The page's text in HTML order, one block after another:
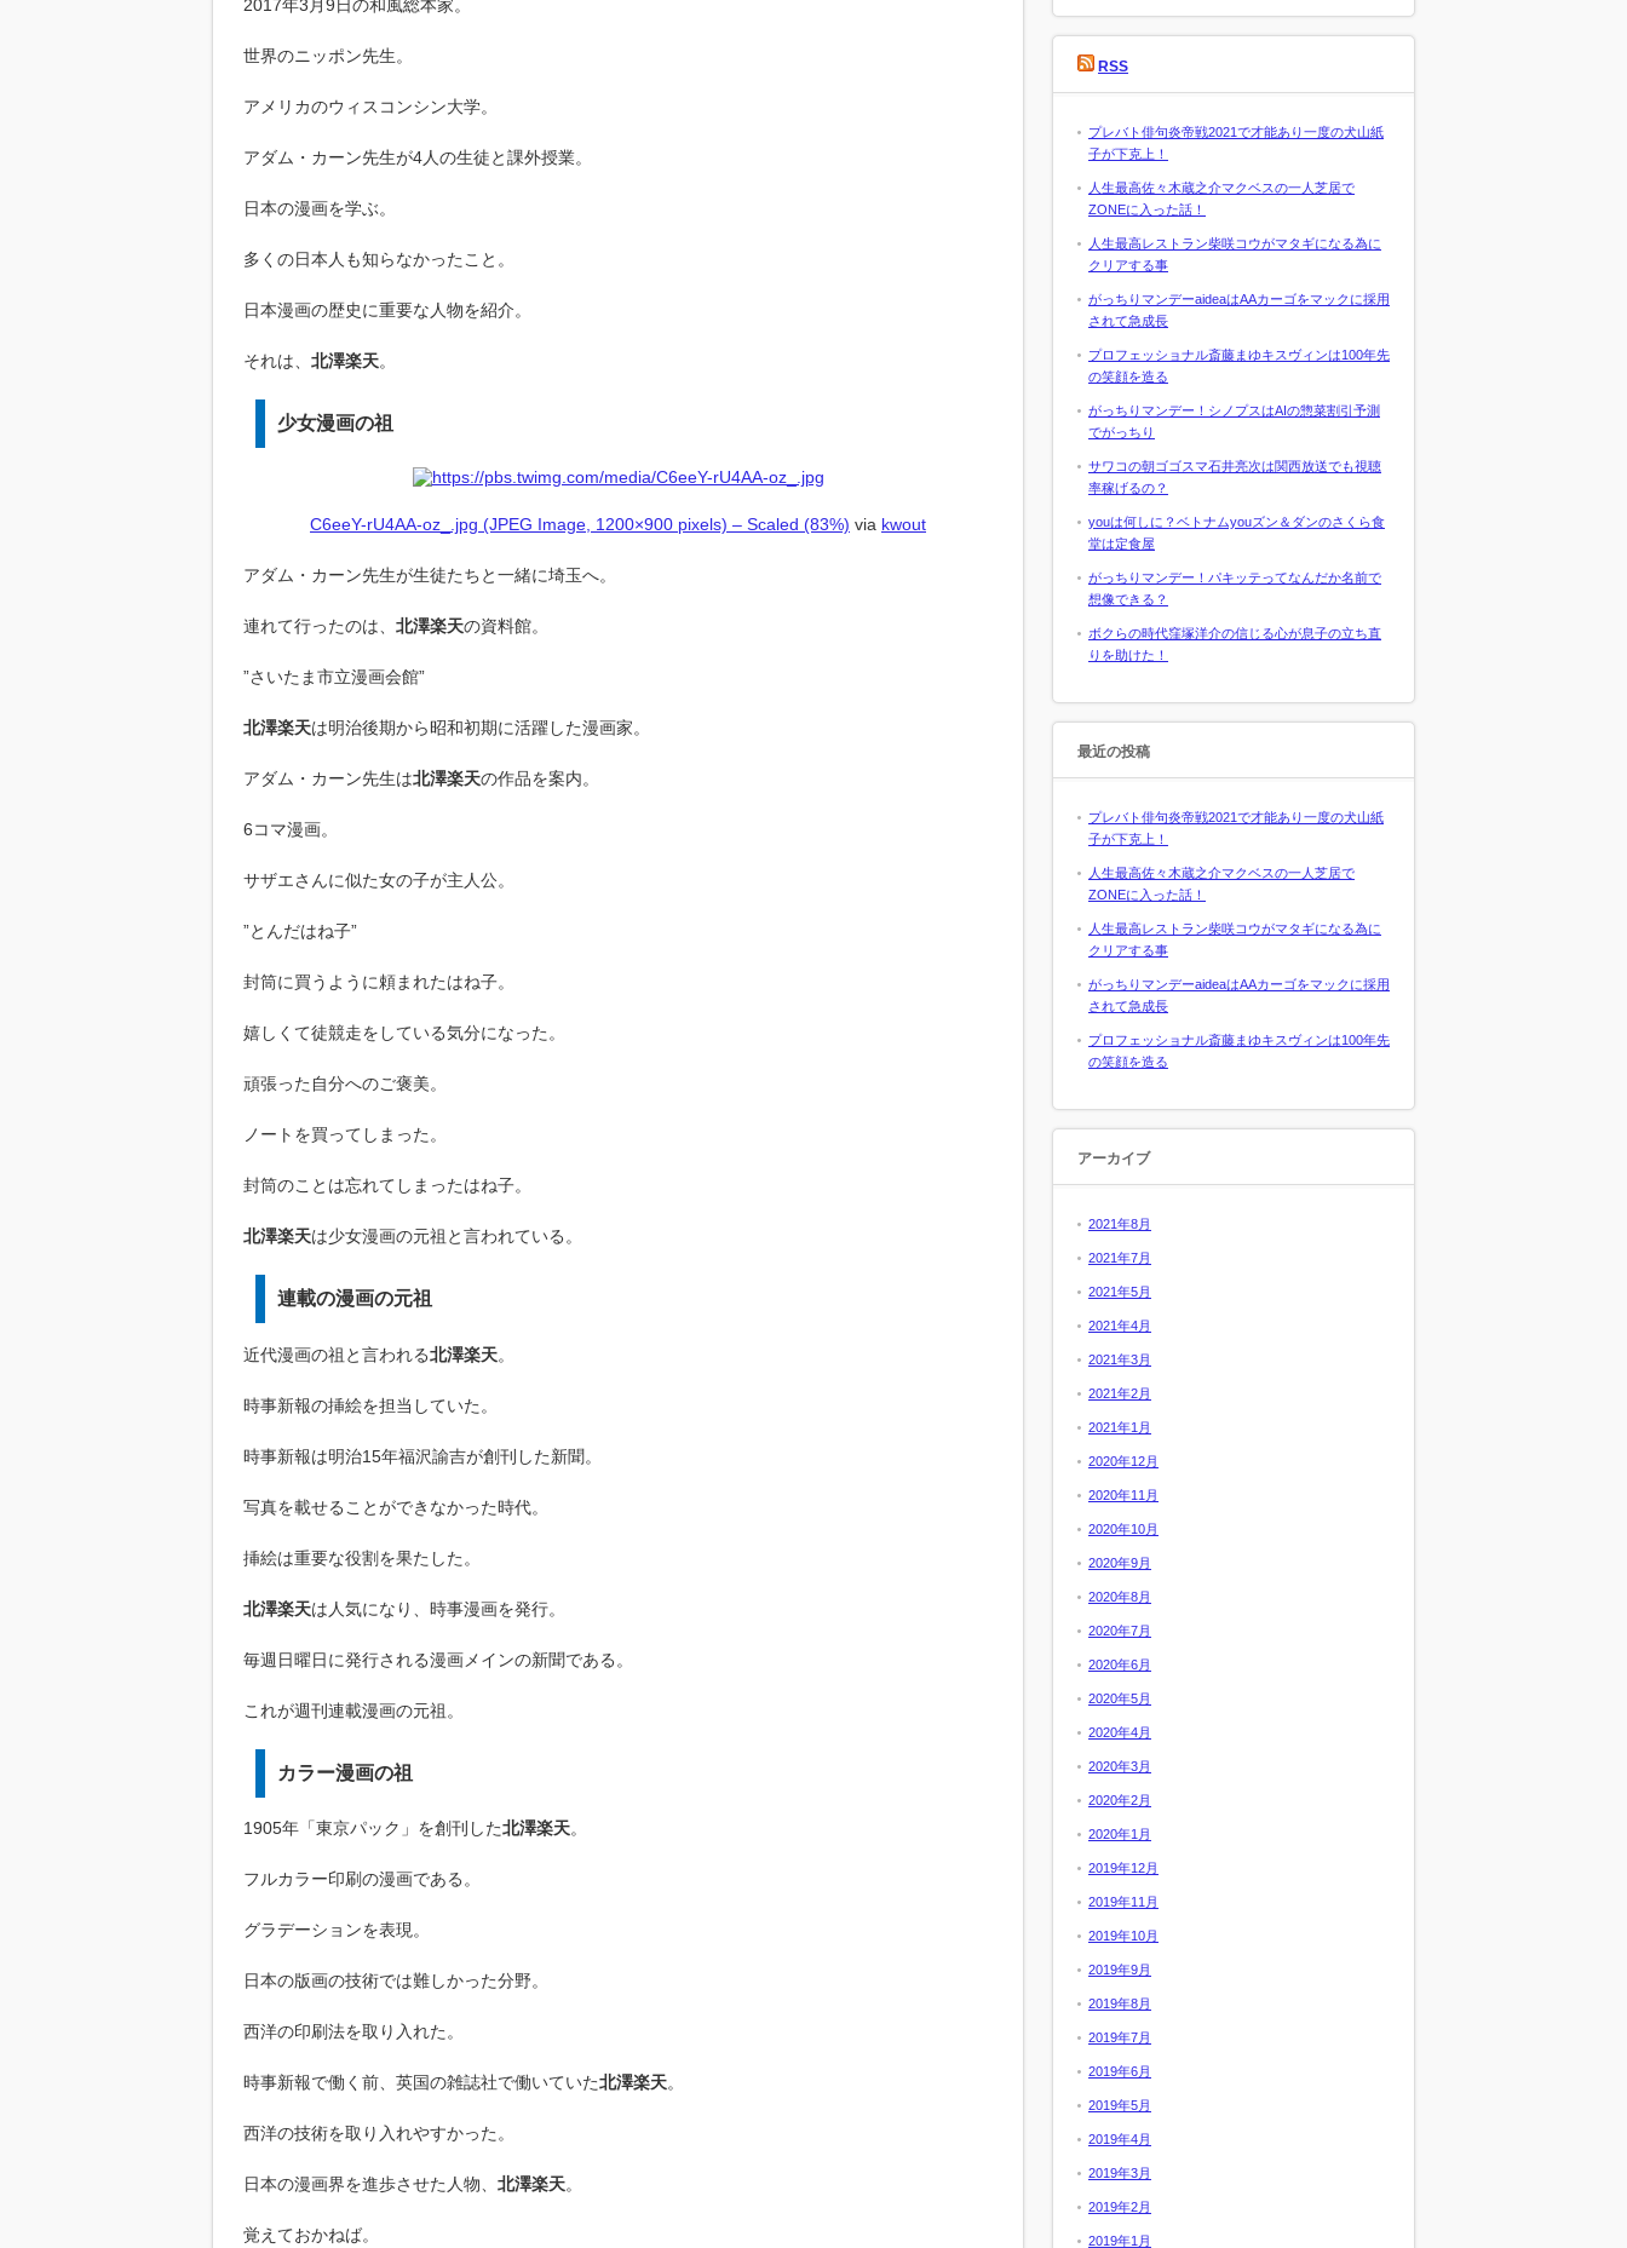
2017年3月9日の和風総本家。
世界のニッポン先生。
アメリカのウィスコンシン大学。
アダム・カーン先生が4人の生徒と課外授業。
日本の漫画を学ぶ。
多くの日本人も知らなかったこと。
日本漫画の歴史に重要な人物を紹介。
それは、 北澤楽天。
少女漫画の祖
C6eeY-rU4AA-oz_.jpg (JPEG Image, 1200×900 pixels) – Scaled (83%) via kwout
アダム・カーン先生が生徒たちと一緒に埼玉へ。
連れて行ったのは、 北澤楽天の資料館。
”さいたま市立漫画会館”
北澤楽天は明治後期から昭和初期に活躍した漫画家。
アダム・カーン先生は北澤楽天の作品を案内。
6コマ漫画。
サザエさんに似た女の子が主人公。
”とんだはね子”
封筒に買うように頼まれたはね子。
嬉しくて徒競走をしている気分になった。
頑張った自分へのご褒美。
ノートを買ってしまった。
封筒のことは忘れてしまったはね子。
北澤楽天は少女漫画の元祖と言われている。
連載の漫画の元祖
近代漫画の祖と言われる北澤楽天。
時事新報の挿絵を担当していた。
時事新報は明治15年福沢諭吉が創刊した新聞。
写真を載せることができなかった時代。
挿絵は重要な役割を果たした。
北澤楽天は人気になり、時事漫画を発行。
毎週日曜日に発行される漫画メインの新聞である。
これが週刊連載漫画の元祖。
カラー漫画の祖
1905年「東京パック」を創刊した北澤楽天。
フルカラー印刷の漫画である。
グラデーションを表現。
日本の版画の技術では難しかった分野。
西洋の印刷法を取り入れた。
時事新報で働く前、英国の雑誌社で働いていた北澤楽天。
西洋の技術を取り入れやすかった。
日本の漫画界を進歩させた人物、 北澤楽天。
覚えておかねば。
RSS
プレバト俳句炎帝戦2021で才能あり一度の犬山紙
子が下克上！
人生最高佐々木蔵之介マクベスの一人芝居で
ZONEに入った話！
人生最高レストラン柴咲コウがマタギになる為に
クリアする事
がっちりマンデーaideaはAAカーゴをマックに採用
されて急成長
プロフェッショナル斎藤まゆキスヴィンは100年先
の笑顔を造る
がっちりマンデー！シノプスはAIの惣菜割引予測
でがっちり
サワコの朝ゴゴスマ石井亮次は関西放送でも視聴
率稼げるの？
youは何しに？ベトナムyouズン＆ダンのさくら食
堂は定食屋
がっちりマンデー！パキッテってなんだか名前で
想像できる？
ボクらの時代窪塚洋介の信じる心が息子の立ち直
りを助けた！
最近の投稿
プレバト俳句炎帝戦2021で才能あり一度の犬山紙
子が下克上！
人生最高佐々木蔵之介マクベスの一人芝居で
ZONEに入った話！
人生最高レストラン柴咲コウがマタギになる為に
クリアする事
がっちりマンデーaideaはAAカーゴをマックに採用
されて急成長
プロフェッショナル斎藤まゆキスヴィンは100年先
の笑顔を造る
アーカイブ
2021年8月
2021年7月
2021年5月
2021年4月
2021年3月
2021年2月
2021年1月
2020年12月
2020年11月
2020年10月
2020年9月
2020年8月
2020年7月
2020年6月
2020年5月
2020年4月
2020年3月
2020年2月
2020年1月
2019年12月
2019年11月
2019年10月
2019年9月
2019年8月
2019年7月
2019年6月
2019年5月
2019年4月
2019年3月
2019年2月
2019年1月